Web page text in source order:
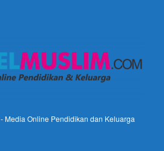
- Media Online Pendidikan dan Keluarga